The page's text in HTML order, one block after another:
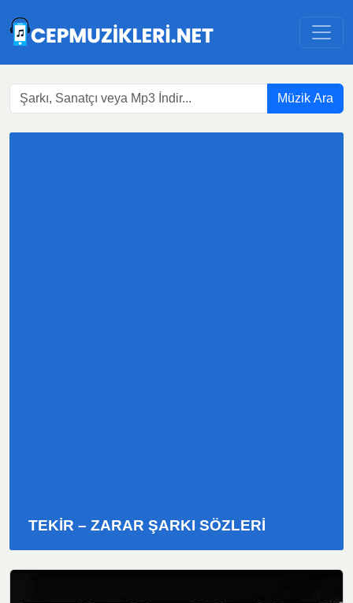
Müzik Ara
TEKIR – ZARAR ŞARKI SÖZLERI